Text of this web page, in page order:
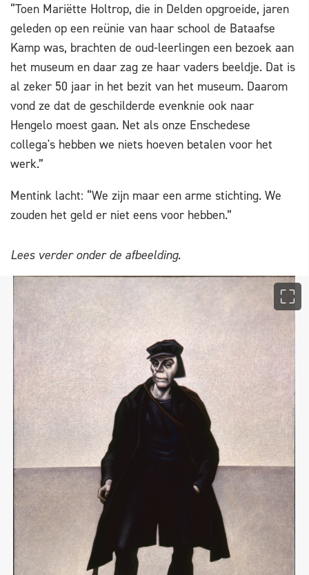
“Toen Mariëtte Holtrop, die in Delden opgroeide, jaren
geleden op een reünie van haar school de Bataafse
Kamp was, brachten de oud-leerlingen een bezoek aan
het museum en daar zag ze haar vaders beeldje. Dat is
al zeker 50 jaar in het bezit van het museum. Daarom
vond ze dat de geschilderde evenknie ook naar
Hengelo moest gaan. Net als onze Enschedese
collega's hebben we niets hoeven betalen voor het
werk.”
Mentink lacht: “We zijn maar een arme stichting. We
zouden het geld er niet eens voor hebben.”
Lees verder onder de afbeelding.